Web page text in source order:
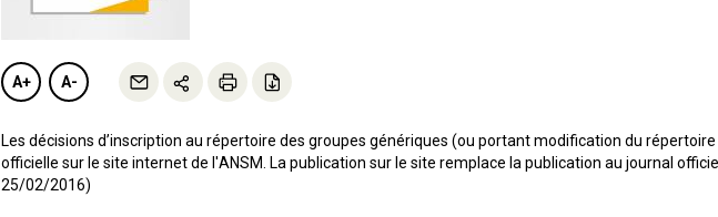
A+ A-
Les décisions d’inscription au répertoire des groupes génériques (ou portant modification du
officielle sur le site internet de l'ANSM. La publication sur le site remplace la publication au journal
25/02/2016)